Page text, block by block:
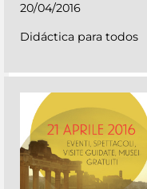
20/04/2016
Didáctica para todos